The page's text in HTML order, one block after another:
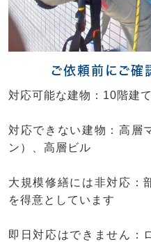
ご依頼前にご確
対応可能な建物：10階建
対応できない建物：高層
ン）、高層ビル
大規模修繕には非対応：
を得意としています
即日対応はできません：